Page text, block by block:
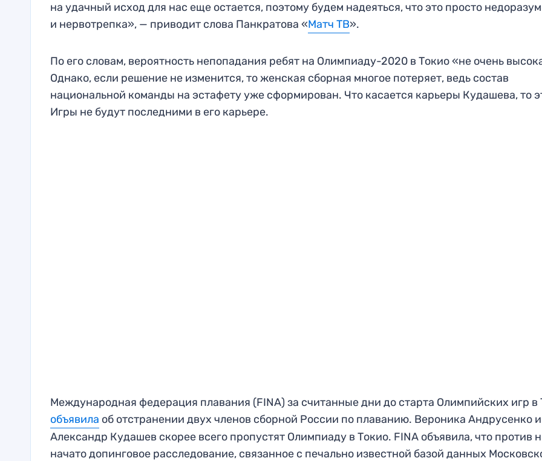
на удачный исход для нас еще остается, поэтому будем надеяться, что это просто
и нервотрепка», — приводит слова Панкратова «Матч ТВ».
По его словам, вероятность непопадания ребят на Олимпиаду-2020 в Токио «не очень
Однако, если решение не изменится, то женская сборная многое потеряет, ведь состав
национальной команды на эстафету уже сформирован. Что касается карьеры Кудашева, то
Игры не будут последними в его карьере.
Международная федерация плавания (FINA) за считанные дни до старта Олимпийских игр в
объявила об отстранении двух членов сборной России по плаванию. Вероника Андрусенко и
Александр Кудашев скорее всего пропустят Олимпиаду в Токио. FINA объявила, что против
начато допинговое расследование, связанное с печально известной базой данных